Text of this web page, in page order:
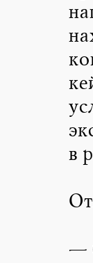
в
—